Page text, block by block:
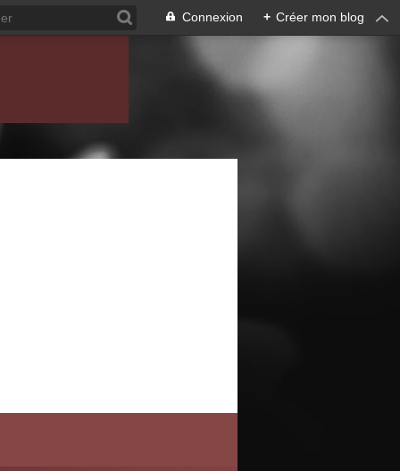
Connexion + Créer mon blog